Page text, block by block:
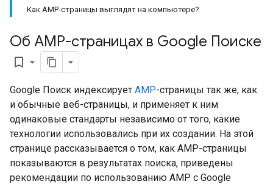
Как AMP-страницы выглядят на компьютере?
Об AMP-страницах в Google Поиске
bookmark_border
Google Поиск индексирует AMP-страницы так же, как
и обычные веб-страницы, и применяет к ним
одинаковые стандарты независимо от того, какие
технологии использовались при их создании. На этой
странице рассказывается о том, как AMP-страницы
показываются в результатах поиска, приведены
рекомендации по использованию AMP с Google